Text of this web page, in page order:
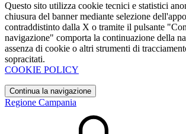
Questo sito utilizza cookie tecnici e statistici
chiusura del banner mediante selezione
contraddistinto dalla X o tramite il pulsante
navigazione" comporta la continuazione della
assenza di cookie o altri strumenti di
sopracitati.
COOKIE POLICY
Continua la navigazione
Regione Campania